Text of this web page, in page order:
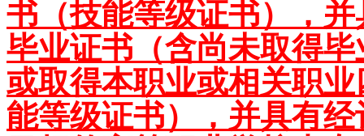
书（技能等级证书），
毕业证书（含尚未取得
或取得本职业或相关职
能等级证书），并具有